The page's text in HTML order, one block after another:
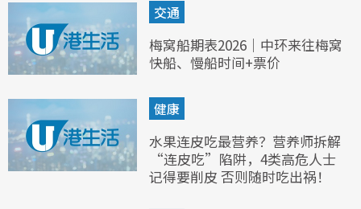
交通
梅窝船期表2026｜中环来往梅窝
快船、慢船时间+票价
健康
水果连皮吃最营养？营养师拆解
“连皮吃”陷阱，4类高危人士
记得要削皮 否则随时吃出祸！